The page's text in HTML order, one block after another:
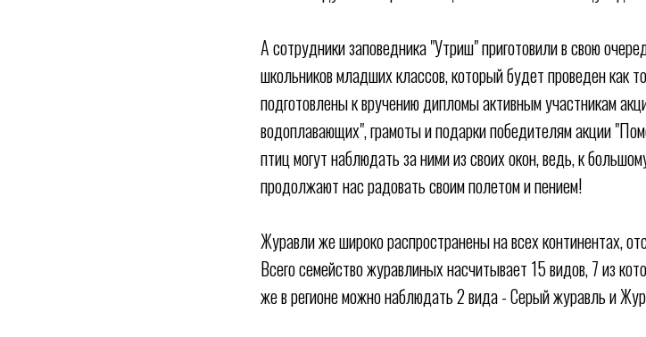
А сотрудники заповедника "Утриш" приготовили в свою
школьников младших классов, который будет проведен как
подготовлены к вручению дипломы активным участникам
водоплавающих", грамоты и подарки победителям акции
птиц могут наблюдать за ними из своих окон, ведь, к
продолжают нас радовать своим полетом и пением!
Журавли же широко распространены на всех континентах,
Всего семейство журавлиных насчитывает 15 видов, 7 из
же в регионе можно наблюдать 2 вида - Серый журавль и